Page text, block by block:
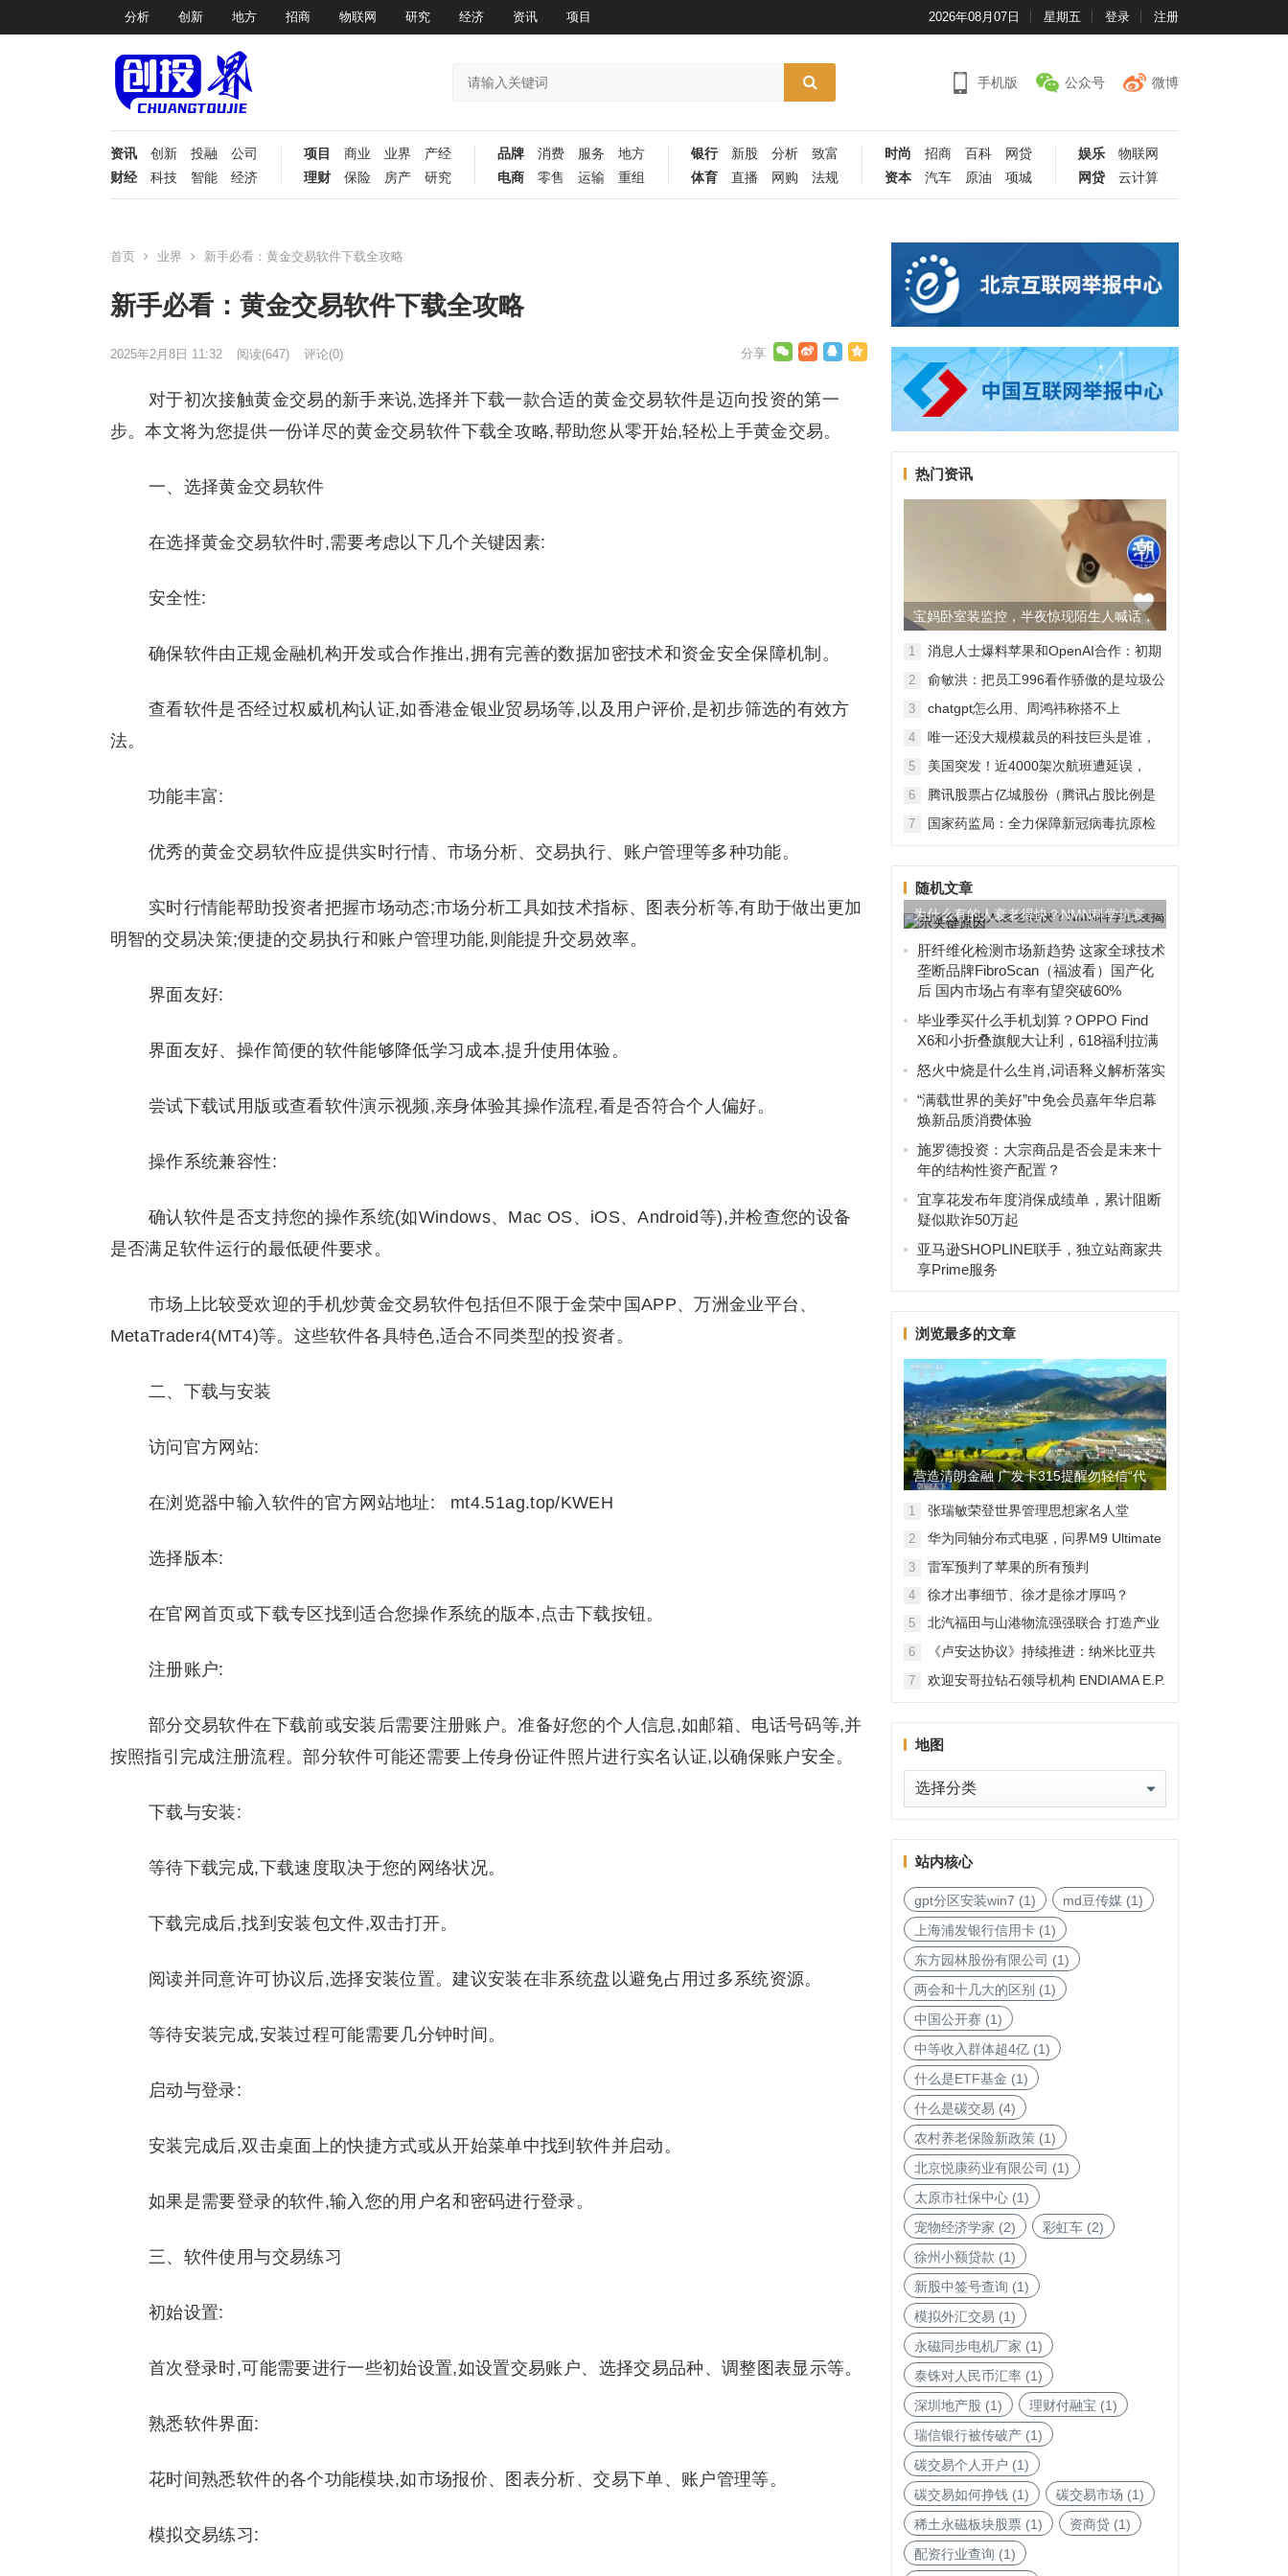
分析 创新 地方 招商 物联网 研究 经济 资讯 项目 2026年08月07日 星期五 登录 注册
手机版 公众号 微博
资讯 创新 投融
公司
财经
科技 智能 经济
项目 商业 业界
产经
理财
保险 房产 研究
品牌 消费 服务
地方
电商
零售 运输 重组
银行 新股 分析
致富
体育
直播 网购 法规
时尚 招商 百科
网贷
资本
汽车 原油 项城
娱乐
物联网
网贷
云计算
首页 业界 新手必看：黄金交易软件下载全攻略
新手必看：黄金交易软件下载全攻略
2025年2月8日 11:32 阅读(647) 评论(0)
对于初次接触黄金交易的新手来说,选择并下载一款合适的黄金交易软件是迈向投资的第一
步。本文将为您提供一份详尽的黄金交易软件下载全攻略,帮助您从零开始,轻松上手黄金交易。
一、选择黄金交易软件
在选择黄金交易软件时,需要考虑以下几个关键因素:
安全性:
确保软件由正规金融机构开发或合作推出,拥有完善的数据加密技术和资金安全保障机制。
查看软件是否经过权威机构认证,如香港金银业贸易场等,以及用户评价,是初步筛选的有效方
法。
功能丰富:
优秀的黄金交易软件应提供实时行情、市场分析、交易执行、账户管理等多种功能。
实时行情能帮助投资者把握市场动态;市场分析工具如技术指标、图表分析等,有助于做出更加
明智的交易决策;便捷的交易执行和账户管理功能,则能提升交易效率。
界面友好:
界面友好、操作简便的软件能够降低学习成本,提升使用体验。
尝试下载试用版或查看软件演示视频,亲身体验其操作流程,看是否符合个人偏好。
操作系统兼容性:
确认软件是否支持您的操作系统(如Windows、Mac OS、iOS、Android等),并检查您的设备
是否满足软件运行的最低硬件要求。
市场上比较受欢迎的手机炒黄金交易软件包括但不限于金荣中国APP、万洲金业平台、
MetaTrader4(MT4)等。这些软件各具特色,适合不同类型的投资者。
二、下载与安装
访问官方网站:
在浏览器中输入软件的官方网站地址: mt4.51ag.top/KWEH
选择版本:
在官网首页或下载专区找到适合您操作系统的版本,点击下载按钮。
注册账户:
部分交易软件在下载前或安装后需要注册账户。准备好您的个人信息,如邮箱、电话号码等,并
按照指引完成注册流程。部分软件可能还需要上传身份证件照片进行实名认证,以确保账户安全。
下载与安装:
等待下载完成,下载速度取决于您的网络状况。
下载完成后,找到安装包文件,双击打开。
阅读并同意许可协议后,选择安装位置。建议安装在非系统盘以避免占用过多系统资源。
等待安装完成,安装过程可能需要几分钟时间。
启动与登录:
安装完成后,双击桌面上的快捷方式或从开始菜单中找到软件并启动。
如果是需要登录的软件,输入您的用户名和密码进行登录。
三、软件使用与交易练习
初始设置:
首次登录时,可能需要进行一些初始设置,如设置交易账户、选择交易品种、调整图表显示等。
熟悉软件界面:
花时间熟悉软件的各个功能模块,如市场报价、图表分析、交易下单、账户管理等。
模拟交易练习:
热门资讯
宝妈卧室装监控，半夜惊现陌生人喊话，
警方已介入调查
1
消息人士爆料苹果和OpenAI合作：初期
无现金交易、未来探索分成佣金
2
俞敏洪：把员工996看作骄傲的是垃圾公
司，建议24节气都放假
3
chatgpt怎么用、周鸿祎称搭不上
ChatGPT企业会被淘汰
4
唯一还没大规模裁员的科技巨头是谁，
苹果还能扛多久？
5
美国突发！近4000架次航班遭延误，
2000架次航班被取消
6
腾讯股票占亿城股份（腾讯占股比例是
怎样的？）
7
国家药监局：全力保障新冠病毒抗原检
随机文章
为什么有的人衰老得快？NMN科学抗衰
揭示关键原因
肝纤维化检测市场新趋势 这家全球技术
垄断品牌FibroScan（福波看）国产化
后 国内市场占有率有望突破60%
毕业季买什么手机划算？OPPO Find
X6和小折叠旗舰大让利，618福利拉满
怒火中烧是什么生肖,词语释义解析落实
“满载世界的美好”中免会员嘉年华启幕
焕新品质消费体验
施罗德投资：大宗商品是否会是未来十
年的结构性资产配置？
宜享花发布年度消保成绩单，累计阻断
疑似欺诈50万起
亚马逊SHOPLINE联手，独立站商家共
享Prime服务
浏览最多的文章
营造清朗金融 广发卡315提醒勿轻信“代
理维权”
1 张瑞敏荣登世界管理思想家名人堂
2
华为同轴分布式电驱，问界M9 Ultimate
背后的“车轮思想者”
3 雷军预判了苹果的所有预判
4 徐才出事细节、徐才是徐才厚吗？
5
北汽福田与山港物流强强联合 打造产业
融合新范本
6
《卢安达协议》持续推进：纳米比亚共
和国加入，印度宝石与珠宝出口促进委
员会与迪拜多种商品交易中心启动加入
7
欢迎安哥拉钻石领导机构 ENDIAMA E.P.
地图
地
图
站内核心
gpt分区安装win7 (1) md豆传媒(1)
上海浦发银行信用卡(1)
东方园林股份有限公司 (1)
两会和十几大的区别 (1)
中国公开赛(1)
中等收入群体超4亿(1)
什么是ETF基金 (1)
什么是碳交易 (4)
农村养老保险新政策(1)
北京悦康药业有限公司 (1)
太原市社保中心(1)
宠物经济学家 (2) 彩虹车(2)
徐州小额贷款 (1)
新股中签号查询 (1)
模拟外汇交易 (1)
永磁同步电机厂家 (1)
泰铢对人民币汇率(1)
深圳地产股 (1) 理财付融宝 (1)
瑞信银行被传破产(1)
碳交易个人开户 (1)
碳交易如何挣钱(1) 碳交易市场 (1)
稀土永磁板块股票(1) 资商贷(1)
配资行业查询 (1)